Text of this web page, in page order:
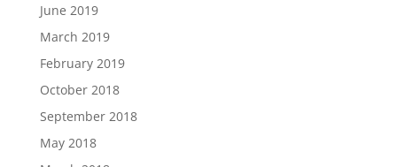
June 2019
March 2019
February 2019
October 2018
September 2018
May 2018